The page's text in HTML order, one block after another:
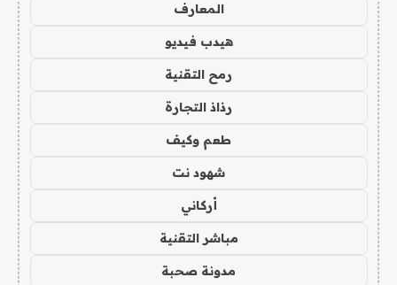
المعارف
هيدب فيديو
رمح التقنية
رذاذ التجارة
طعم وكيف
شهود نت
أركاني
مباشر التقنية
مدونة صحبة